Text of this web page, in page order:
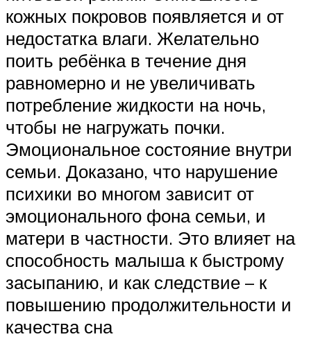
кожных покровов появляется и от
недостатка влаги. Желательно
поить ребёнка в течение дня
равномерно и не увеличивать
потребление жидкости на ночь,
чтобы не нагружать почки.
Эмоциональное состояние внутри
семьи. Доказано, что нарушение
психики во многом зависит от
эмоционального фона семьи, и
матери в частности. Это влияет на
способность малыша к быстрому
засыпанию, и как следствие – к
повышению продолжительности и
качества сна